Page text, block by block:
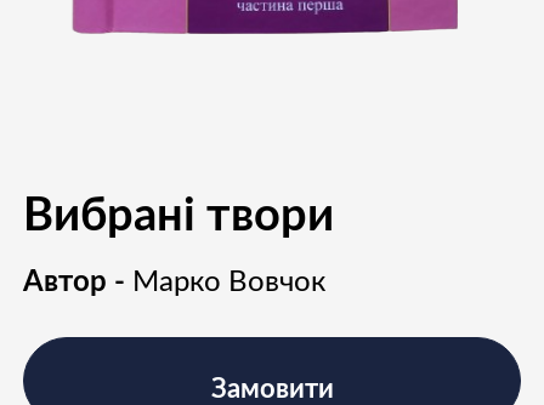
Вибрані твори
Автор - Марко Вовчок
Замовити